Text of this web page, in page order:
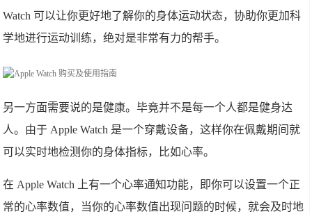
Watch 可以让你更好地了解你的身体运动状态，协助你更加科
学地进行运动训练，绝对是非常有力的帮手。
另一方面需要说的是健康。毕竟并不是每一个人都是健身达
人。由于 Apple Watch 是一个穿戴设备，这样你在佩戴期间就
可以实时地检测你的身体指标，比如心率。
在 Apple Watch 上有一个心率通知功能，即你可以设置一个正
常的心率数值，当你的心率数值出现问题的时候，就会及时地